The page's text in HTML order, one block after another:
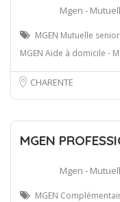
Mgen -
MGEN Mutuelle
MGEN Aide à domicile -
CHARENTE
MGEN
Mgen -
MGEN